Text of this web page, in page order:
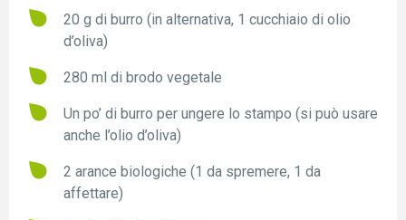
20 g di burro (in alternativa, 1 cucchiaio di olio
d’oliva)
280 ml di brodo vegetale
Un po’ di burro per ungere lo stampo (si può usare
anche l’olio d’oliva)
2 arance biologiche (1 da spremere, 1 da
affettare)